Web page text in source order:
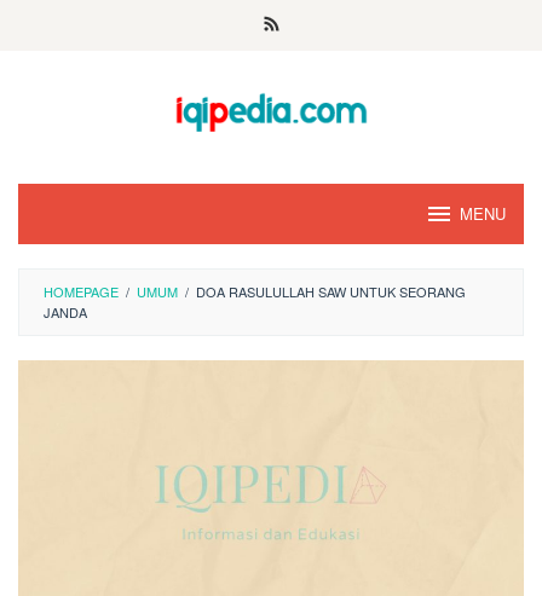
MENU
HOMEPAGE / UMUM / DOA RASULULLAH SAW UNTUK SEORANG
JANDA